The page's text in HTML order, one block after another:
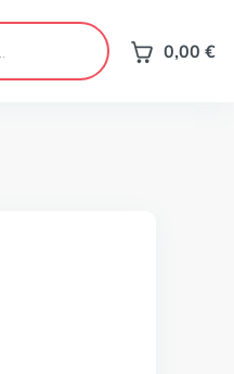
0,00 €